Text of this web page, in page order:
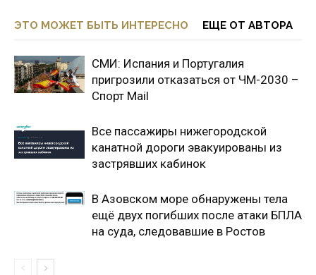
ЭТО МОЖЕТ БЫТЬ ИНТЕРЕСНО ЕЩЕ ОТ АВТОРА
СМИ: Испания и Португалия
пригрозили отказаться от ЧМ-2030 –
Спорт Mail
Все пассажиры нижегородской
канатной дороги эвакуированы из
застрявших кабинок
В Азовском море обнаружены тела
ещё двух погибших после атаки БПЛА
на суда, следовавшие в Ростов